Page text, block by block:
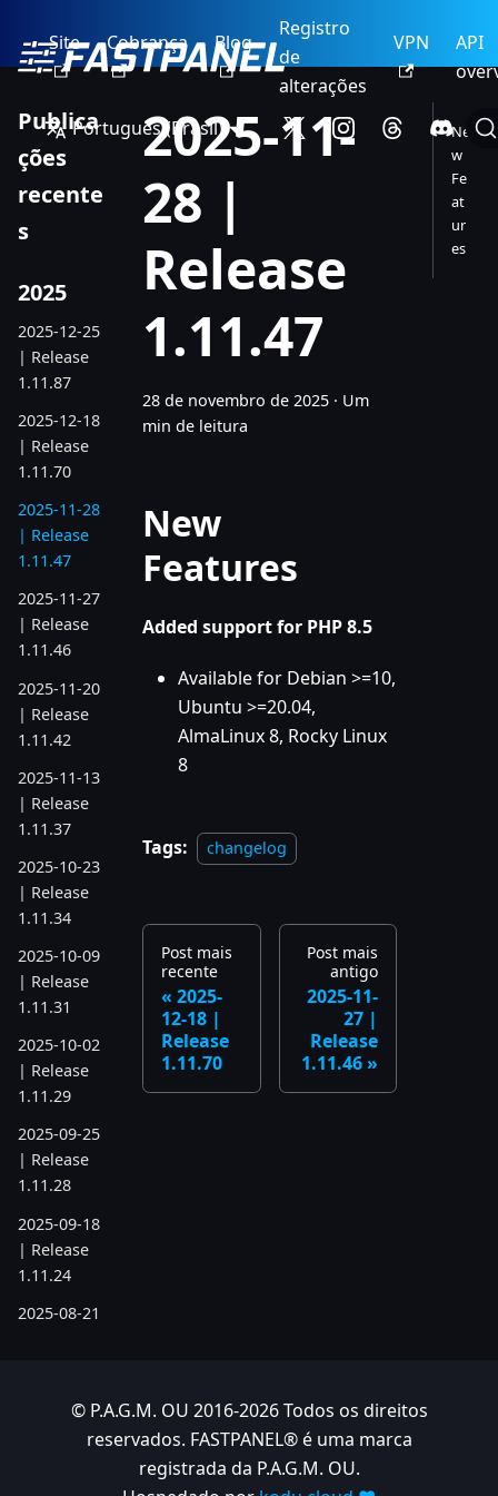
Site Cobrança Blog
Registro
de
alterações
VPN
API
Português (Brasil)
Publica
ções
recente
s
2025
2025-12-25
| Release
1.11.87
2025-12-18
| Release
1.11.70
2025-11-28
| Release
1.11.47
2025-11-27
| Release
1.11.46
2025-11-20
| Release
1.11.42
2025-11-13
| Release
1.11.37
2025-10-23
| Release
1.11.34
2025-10-09
| Release
1.11.31
2025-10-02
| Release
1.11.29
2025-09-25
| Release
1.11.28
2025-09-18
| Release
1.11.24
2025-08-21
2025-07-17
2025-11-
28 |
Release
1.11.47
28 de novembro de 2025 · Um
min de leitura
New
Features
Added support for PHP 8.5
Available for Debian >=10,
Ubuntu >=20.04,
AlmaLinux 8, Rocky Linux
8
Tags: changelog
Post mais
recente
2025-
12-18 |
Release
1.11.70
Post mais
antigo
2025-11-
27 |
Release
1.11.46
Ne
w
Fe
at
ur
es
© P.A.G.M. OU 2016-2026 Todos os direitos
reservados. FASTPANEL® é uma marca
registrada da P.A.G.M. OU.